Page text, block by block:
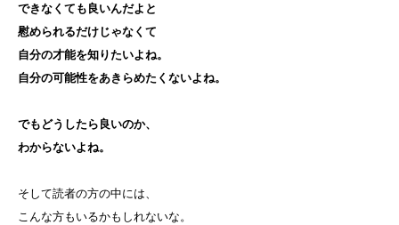
できなくても良いんだよと
慰められるだけじゃなくて
自分の才能を知りたいよね。
自分の可能性をあきらめたくないよね。
でもどうしたら良いのか、
わからないよね。
そして読者の方の中には、
こんな方もいるかもしれないな。